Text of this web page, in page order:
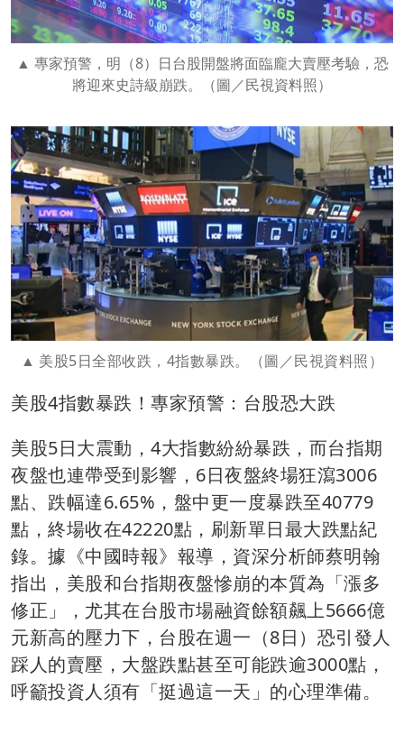
專家預警，明（8）日台股開盤將面臨龐大賣壓考驗，恐
將迎來史詩級崩跌。（圖／民視資料照）
美股5日全部收跌，4指數暴跌。（圖／民視資料照）
美股4指數暴跌！專家預警：台股恐大跌
美股5日大震動，4大指數紛紛暴跌，而台指期
夜盤也連帶受到影響，6日夜盤終場狂瀉3006
點、跌幅達6.65%，盤中更一度暴跌至40779
點，終場收在42220點，刷新單日最大跌點紀
錄。據《中國時報》報導，資深分析師蔡明翰
指出，美股和台指期夜盤慘崩的本質為「漲多
修正」，尤其在台股市場融資餘額飆上5666億
元新高的壓力下，台股在週一（8日）恐引發人
踩人的賣壓，大盤跌點甚至可能跌逾3000點，
呼籲投資人須有「挺過這一天」的心理準備。